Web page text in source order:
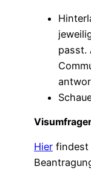
passt.
Hier findest